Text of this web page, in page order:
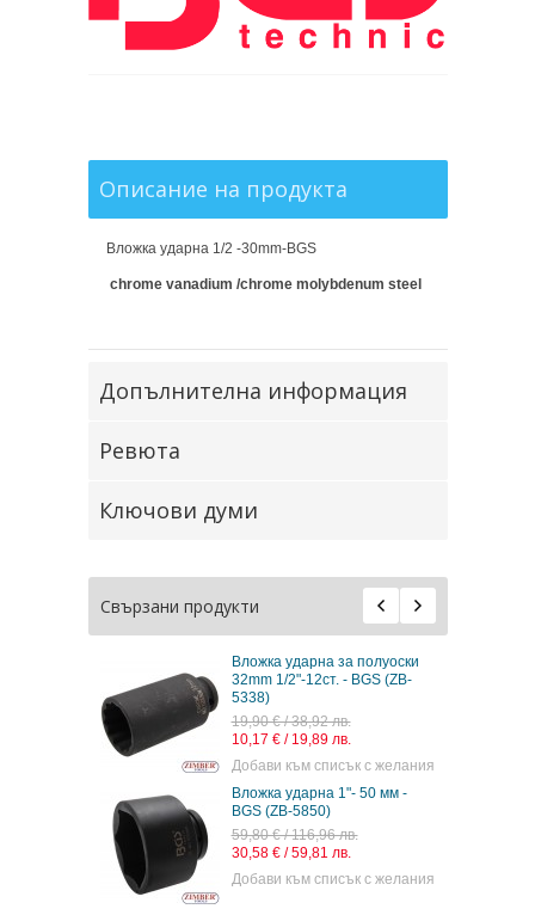
Описание на продукта
Вложка ударна 1/2 -30mm-BGS
chrome vanadium /chrome molybdenum steel
Допълнителна информация
Ревюта
Ключови думи
Свързани продукти
Вложка ударна за полуоски
32mm 1/2"-12ст. - BGS (ZB-
5338)
19,90 € / 38,92 лв.
10,17 € / 19,89 лв.
Добави към списък с желания
Вложка ударна 1"- 50 мм -
BGS (ZB-5850)
59,80 € / 116,96 лв.
30,58 € / 59,81 лв.
Добави към списък с желания